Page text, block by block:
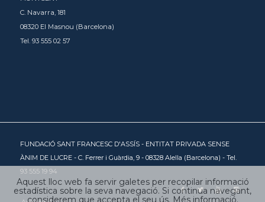
Aquest lloc web fa servir galetes per recopilar informació
estadística sobre la seva navegació. Si continua navegant,
considerem que accepta el seu ús. Més informació.
C. Navarra, 181
08320 El Masnou (Barcelona)
Tel. 93 555 02 57
FUNDACIÓ SANT FRANCESC D'ASSÍS - ENTITAT PRIVADA SENSE
ÀNIM DE LUCRE - C. Ferrer i Guàrdia, 9 - 08328 Alella (Barcelona) - Tel.
93 555 19 94